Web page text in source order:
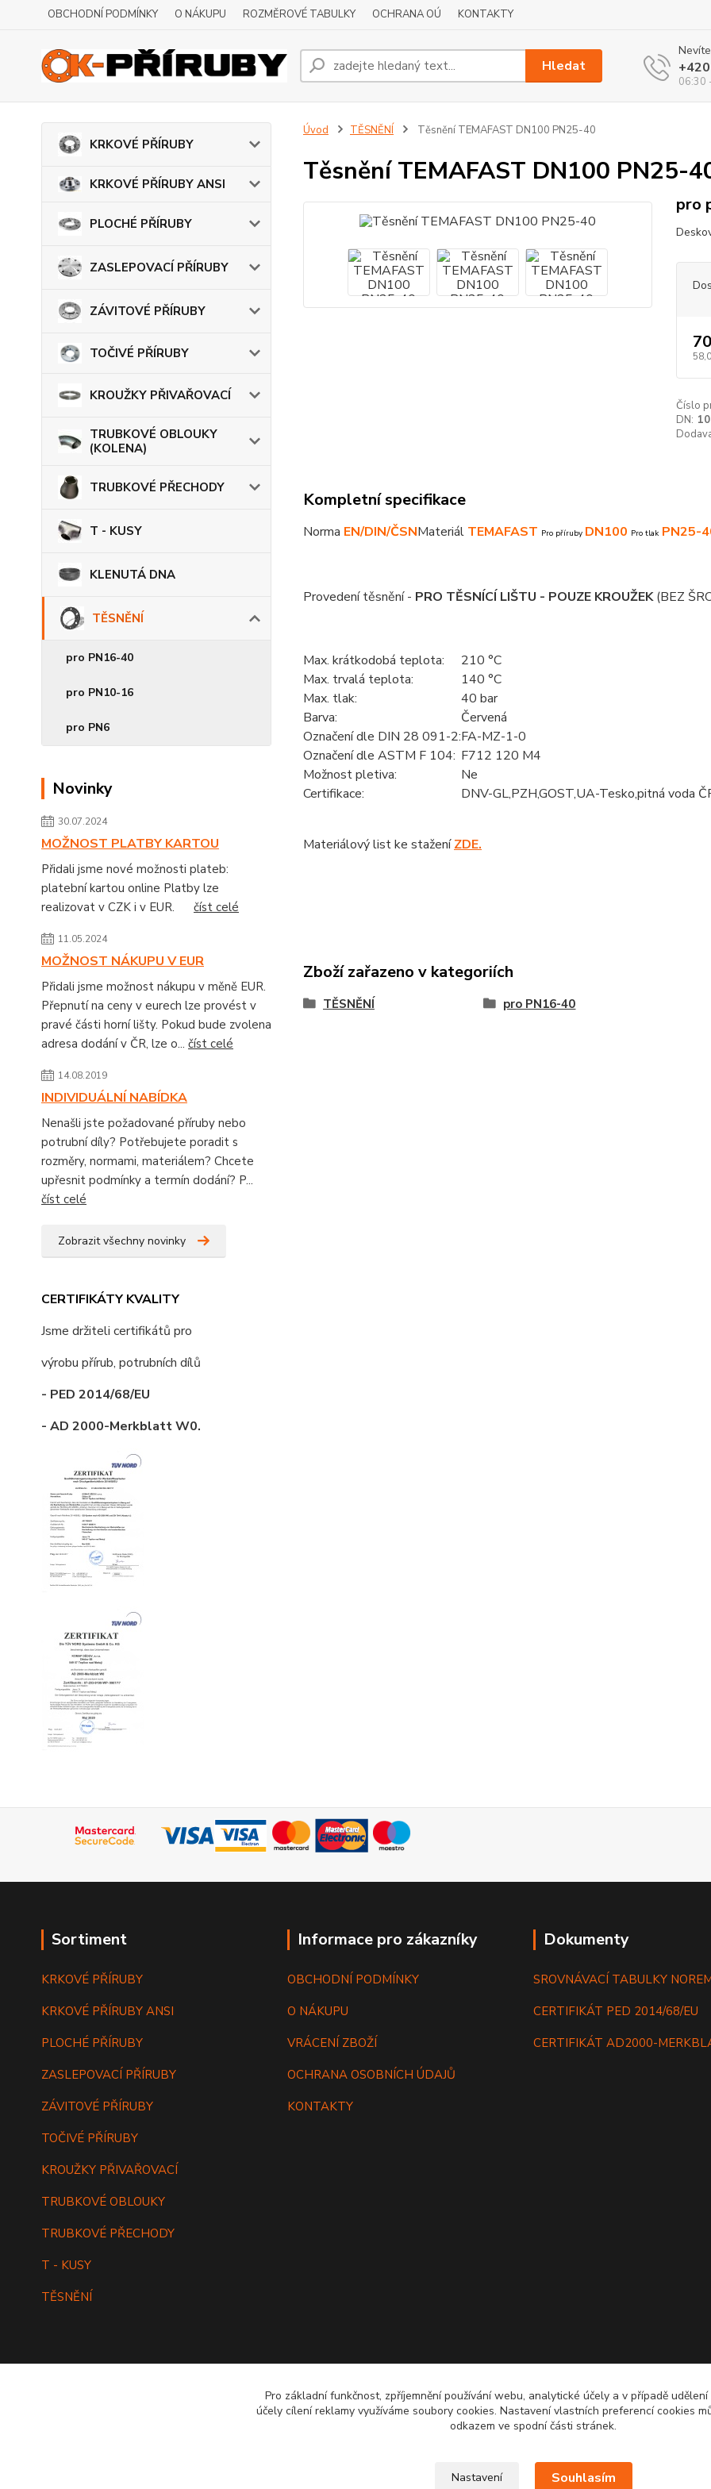
OBCHODNÍ PODMÍNKY O NÁKUPU ROZMĚROVÉ TABULKY OCHRANA OÚ KONTAKTY
Hledat
06:30
KRKOVÉ PŘÍRUBY
KRKOVÉ PŘÍRUBY ANSI
PLOCHÉ PŘÍRUBY
ZASLEPOVACÍ PŘÍRUBY
ZÁVITOVÉ PŘÍRUBY
TOČIVÉ PŘÍRUBY
KROUŽKY PŘIVAŘOVACÍ
TRUBKOVÉ OBLOUKY
(KOLENA)
TRUBKOVÉ PŘECHODY
T - KUSY
KLENUTÁ DNA
TĚSNĚNÍ
pro PN16-40
pro PN10-16
pro PN6
Novinky
30.07.2024
MOŽNOST PLATBY KARTOU
Přidali jsme nové možnosti plateb:
platební kartou online Platby lze
realizovat v CZK i v EUR. číst celé
11.05.2024
MOŽNOST NÁKUPU V EUR
Přidali jsme možnost nákupu v měně EUR.
Přepnutí na ceny v eurech lze provést v
pravé části horní lišty. Pokud bude zvolena
adresa dodání v ČR, lze o... číst celé
14.08.2019
INDIVIDUÁLNÍ NABÍDKA
Nenašli jste požadované příruby nebo
potrubní díly? Potřebujete poradit s
rozměry, normami, materiálem? Chcete
upřesnit podmínky a termín dodání? P...
číst celé
Zobrazit všechny novinky
CERTIFIKÁTY KVALITY
Jsme držiteli certifikátů pro
výrobu přírub, potrubních dílů
- PED 2014/68/EU
- AD 2000-Merkblatt W0.
Úvod TĚSNĚNÍ Těsnění TEMAFAST DN100 PN25-40
Těsnění TEMAFAST DN100 PN25-
pro
Číslo
DN:
Kompletní specifikace
Norma EN/DIN/ČSNMateriál TEMAFAST Pro příruby DN100 Pro tlakPN25-
Provedení těsnění - PRO TĚSNÍCÍ LIŠTU - POUZE KROUŽEK(BEZ
Max. krátkodobá teplota:
210 °C
Max. trvalá teplota:
140 °C
Max. tlak:
40 bar
Barva:
Červená
Označení dle DIN 28 091-2:FA-MZ-1-0
Označení dle ASTM F 104: F712 120 M4
Možnost pletiva:
Ne
Certifikace:
DNV-GL,PZH,GOST,UA-Tesko,pitná voda
Materiálový list ke staženíZDE.
Zboží zařazeno v kategoriích
TĚSNĚNÍ pro PN16-40
Sortiment
KRKOVÉ PŘÍRUBY
KRKOVÉ PŘÍRUBY ANSI
PLOCHÉ PŘÍRUBY
ZASLEPOVACÍ PŘÍRUBY
ZÁVITOVÉ PŘÍRUBY
TOČIVÉ PŘÍRUBY
KROUŽKY PŘIVAŘOVACÍ
TRUBKOVÉ OBLOUKY
TRUBKOVÉ PŘECHODY
T - KUSY
TĚSNĚNÍ
Informace pro zákazníky
OBCHODNÍ PODMÍNKY
O NÁKUPU
VRÁCENÍ ZBOŽÍ
OCHRANA OSOBNÍCH ÚDAJŮ
KONTAKTY
Dokumenty
SROVNÁVACÍ TABULKY
CERTIFIKÁT PED 2014/68/EU
CERTIFIKÁT AD2000-
Pro základní funkčnost, zpříjemnění používání webu, analytické účely a v případě
účely cílení reklamy využíváme soubory cookies. Nastavení vlastních preferencí cookies
odkazem ve spodní části stránek.
Nastavení Souhlasím